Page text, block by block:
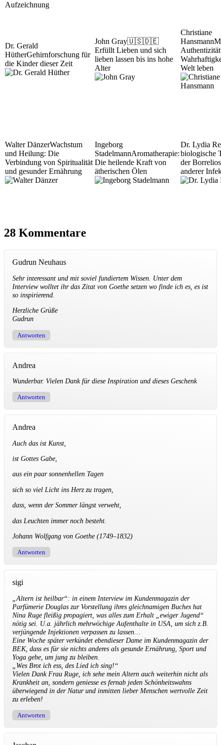
Dr. Gerald
HütherGehirnforschung für
die Kinder dieser Zeit
John Gray🇺🇸🇩🇪
Erfüllt Lieben und sich
lieben lassen bis ins hohe
Alter
Christiane
Hansmann
Welt leben
Walter DänzerWachstum
und Heilung: Die
Verbindung von Spiritualität
und gesunder Ernährung
Ingeborg
StadelmannAromatherapie:
Die heilende Kraft von
ätherischen Ölen
Dr. Lydia
biologische
der
anderer
28 Kommentare
Gudrun Neuhaus
Sehr interessant und mit soviel fundiertem Wissen. Unter dem
Interview wolltet ihr das Zitat von Goethe setzen wo finde ich es, es ist
so inspirierend.
Herzliche Grüße
Gudrun
Antworten
Andrea
Wunderbar. Vielen Dank für diese Inspiration und dieses Geschenk
Antworten
Andrea
Auch das ist Kunst,
ist Gottes Gabe,
aus ein paar sonnenhellen Tagen
sich so viel Licht ins Herz zu tragen,
dass, wenn der Sommer längst verweht,
das Leuchten immer noch besteht.
Johann Wolfgang von Goethe (1749–1832)
Antworten
sigi
„Altern ist heilbar“: in einem Interview im Kundenmagazin der
Parfümerie Douglas zur Vorstellung ihres gleichnamigen Buches hat
Nina Ruge fleißig propagiert, was alles zum Erhalt „ewiger Jugend“
nötig sei. U.a. jährlich mehrwöchige Aufenthalte in USA, um sich z.B.
verjüngende Injektionen verpassen zu lassen…
Eine Woche später verkündet ebendieser Dame im Kundenmagazin der
BEK, dass es für sie nichts anderes als gesunde Ernährung, Sport und
Yoga gebe, um jung zu bleiben.
„Wes Brot ich ess, des Lied ich sing!“
Vielen Dank Frau Ruge, ich sehe mein Altern auch weiterhin nicht als
Krankheit an, sondern geniesse es fernab jeden Schönheitswahns
überwiegend in der Natur und inmitten lieber Menschen wertvolle Zeit
zu erleben!
Antworten